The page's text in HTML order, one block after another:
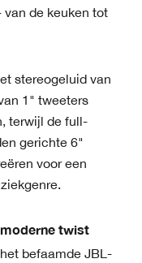
de keuken tot
stereogeluid van
1" tweeters
terwijl de full-
gerichte 6"
voor een
twist
befaamde JBL-